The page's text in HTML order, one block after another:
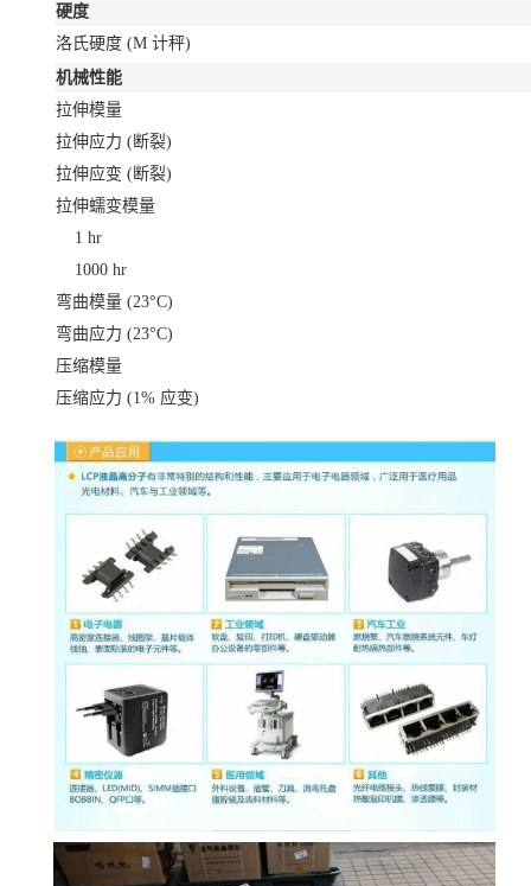
硬度
洛氏硬度 (M 计秤)
机械性能
拉伸模量
拉伸应力 (断裂)
拉伸应变 (断裂)
拉伸蠕变模量
1 hr
1000 hr
弯曲模量 (23°C)
弯曲应力 (23°C)
压缩模量
压缩应力 (1% 应变)